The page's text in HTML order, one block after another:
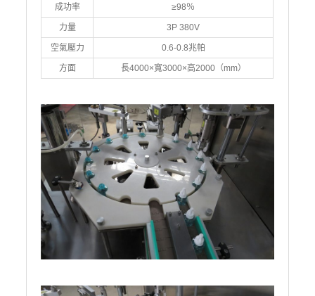
成功率 ≥98％
力量 3P 380V
空氣壓力 0.6-0.8兆帕
方面 長4000×寬3000×高2000（mm）